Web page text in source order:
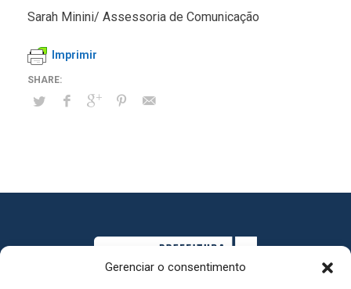
Gerenciar o consentimento
Sarah Minini/ Assessoria de Comunicação
Imprimir